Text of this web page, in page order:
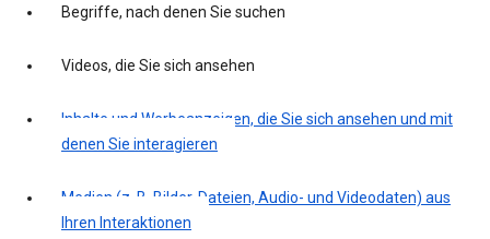
Begriffe, nach denen Sie suchen
Videos, die Sie sich ansehen
Inhalte und Werbeanzeigen, die Sie sich ansehen und mit
denen Sie interagieren
Medien (z. B. Bilder, Dateien, Audio- und Videodaten) aus
Ihren Interaktionen